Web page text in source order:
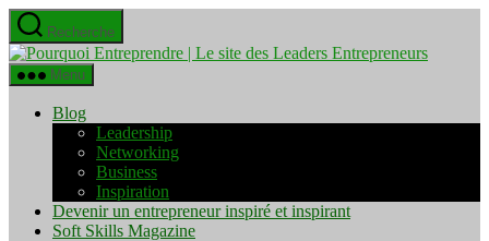
Aller
au
contenu
Recherche
Pourquoi
Menu
Blog
Leadership
Networking
Business
Inspiration
Devenir un entrepreneur inspiré et inspirant
Soft Skills Magazine